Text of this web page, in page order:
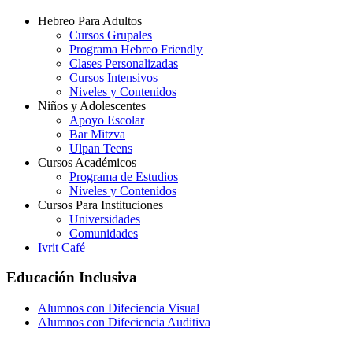
Hebreo Para Adultos
Cursos Grupales
Programa Hebreo Friendly
Clases Personalizadas
Cursos Intensivos
Niveles y Contenidos
Niños y Adolescentes
Apoyo Escolar
Bar Mitzva
Ulpan Teens
Cursos Académicos
Programa de Estudios
Niveles y Contenidos
Cursos Para Instituciones
Universidades
Comunidades
Ivrit Café
Educación Inclusiva
Alumnos con Difeciencia Visual
Alumnos con Difeciencia Auditiva